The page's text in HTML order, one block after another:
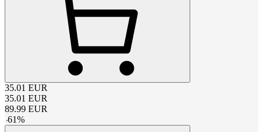
35.01 EUR
35.01 EUR
89.99 EUR
-61%